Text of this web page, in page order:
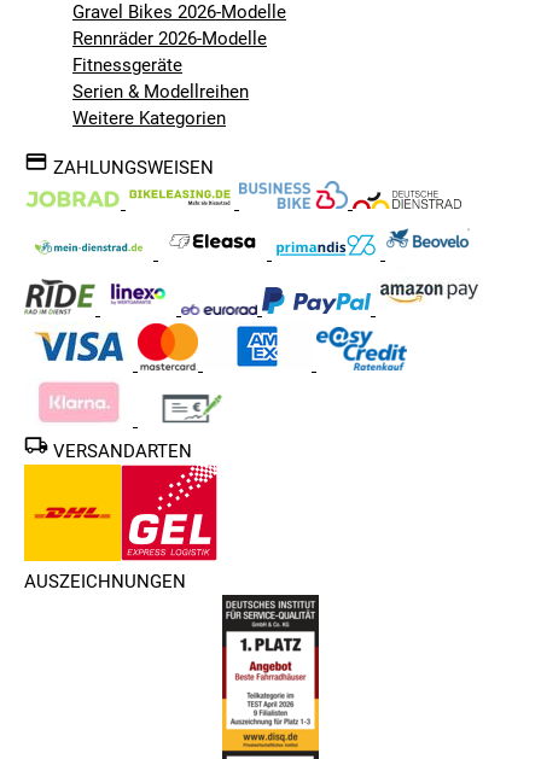
Gravel Bikes 2026-Modelle
Rennräder 2026-Modelle
Fitnessgeräte
Serien & Modellreihen
Weitere Kategorien
ZAHLUNGSWEISEN
VERSANDARTEN
AUSZEICHNUNGEN